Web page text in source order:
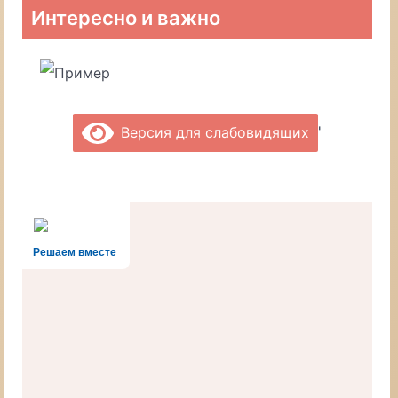
Интересно и важно
Версия для слабовидящих '
Решаем вместе